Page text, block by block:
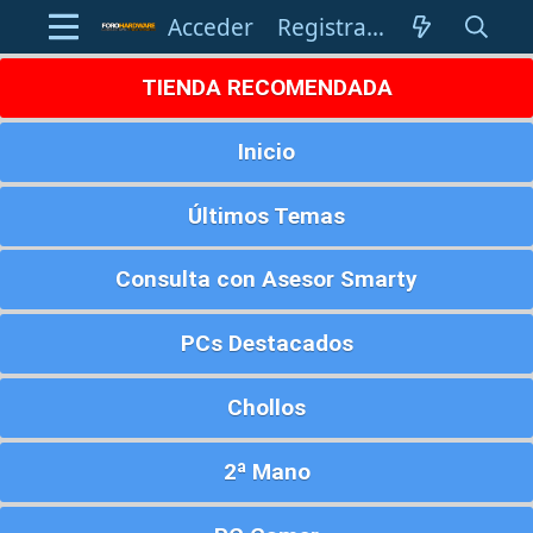
Acceder Registrarse
TIENDA RECOMENDADA
Inicio
Últimos Temas
Consulta con Asesor Smarty
PCs Destacados
Chollos
2ª Mano